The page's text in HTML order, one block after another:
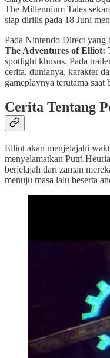
The Millennium Tales
siap dirilis pada 18 Juni
Pada Nintendo Direct yang
The Adventures of Elliot:
spotlight khusus. Pada
cerita, dunianya, karakter
gameplaynya terutama
Cerita Tentang
Elliot akan menjelajahi
menyelamatkan Putri
berjelajah dari zaman
menuju masa lalu beserta